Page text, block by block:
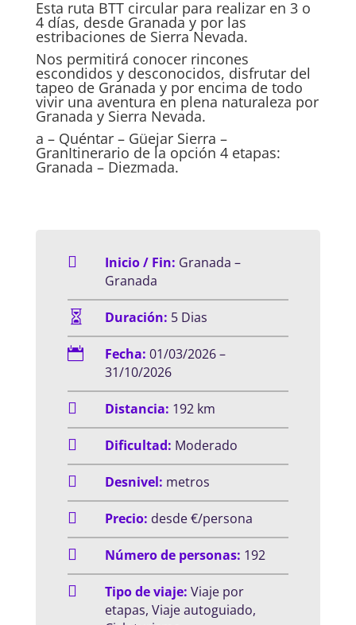
Esta ruta BTT circular para realizar en 3 o
4 días, desde Granada y por las
estribaciones de Sierra Nevada.
Nos permitirá conocer rincones
escondidos y desconocidos, disfrutar del
tapeo de Granada y por encima de todo
vivir una aventura en plena naturaleza por
Granada y Sierra Nevada.
a – Quéntar – Güejar Sierra –
GranItinerario de la opción 4 etapas:
Granada – Diezmada.
 Inicio / Fin: Granada –
Granada
 Duración: 5 Dias
 Fecha: 01/03/2026 –
31/10/2026
 Distancia: 192 km
 Dificultad: Moderado
 Desnivel: metros
 Precio: desde €/persona
 Número de personas: 192
 Tipo de viaje: Viaje por
etapas, Viaje autoguiado,